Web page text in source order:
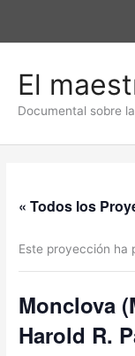
El
Documental sobre
« Todos los
Este proyección ha
Monclova
Harold R.